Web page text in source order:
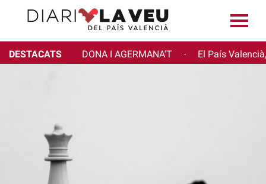
DESTACATS DONA I AGERMANA'T · El País